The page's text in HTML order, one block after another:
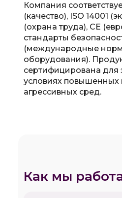
Компания
(качество), ISO 14001
(охрана труда), CE
стандарты
(международные
оборудования).
сертифицирована для
условиях повышенных
агрессивных сред.
Как мы